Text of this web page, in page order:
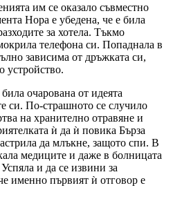
им се оказало съвместно
Нора е убедена, че е била
за хотела. Тъкмо
телефона си. Попаднала в
зависима от дръжката си,
устройство.
очарована от идеята
си. По-страшното се случило
на хранително отравяне и
ѝ да ѝ повика Бърза
да млъкне, защото спи. В
медиците и даже в болницата
и да се извини за
именно първият ѝ отговор е